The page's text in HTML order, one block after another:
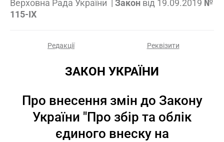
Верховна Рада України | Закон від 19.09.2019 №
115-IX
Редакції Реквізити
ЗАКОН УКРАЇНИ
Про внесення змін до Закону
України "Про збір та облік
єдиного внеску на